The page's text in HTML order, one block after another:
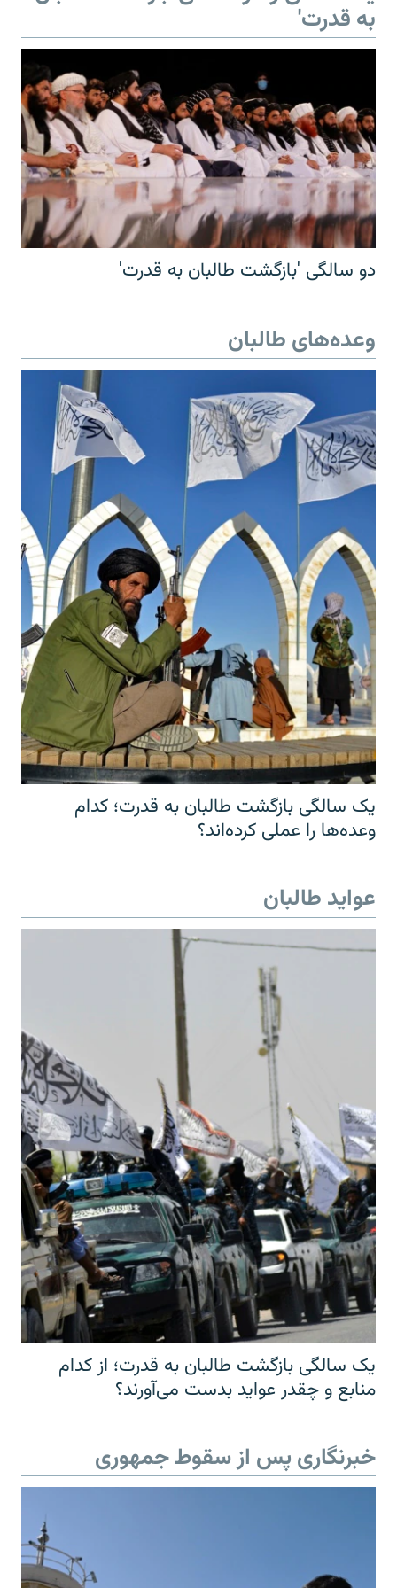
به قدرت'
دو سالگی 'بازگشت طالبان به قدرت'
وعده‌های طالبان
یک سالگی بازگشت طالبان به قدرت؛ کدام
وعده‌ها را عملی کرده‌اند؟
عواید طالبان
یک سالگی بازگشت طالبان به قدرت؛ از کدام
منابع و چقدر عواید بدست می‌آورند؟
خبرنگاری پس از سقوط جمهوری